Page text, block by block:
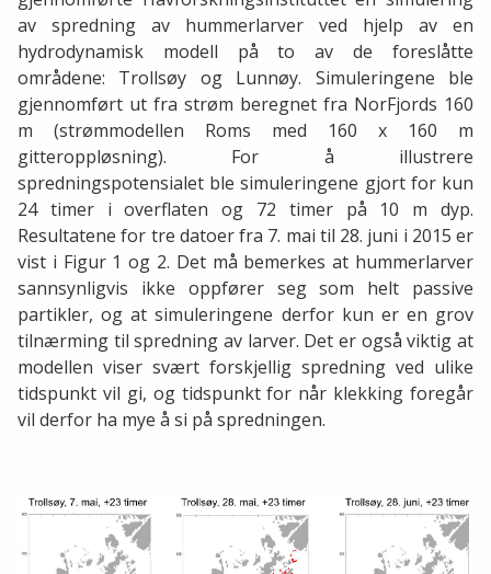
av spredning av hummerlarver ved hjelp av en
hydrodynamisk modell på to av de foreslåtte
områdene: Trollsøy og Lunnøy. Simuleringene ble
gjennomført ut fra strøm beregnet fra NorFjords 160
m (strømmodellen Roms med 160 x 160 m
gitteroppløsning). For å illustrere
spredningspotensialet ble simuleringene gjort for kun
24 timer i overflaten og 72 timer på 10 m dyp.
Resultatene for tre datoer fra 7. mai til 28. juni i 2015 er
vist i Figur 1 og 2. Det må bemerkes at hummerlarver
sannsynligvis ikke oppfører seg som helt passive
partikler, og at simuleringene derfor kun er en grov
tilnærming til spredning av larver. Det er også viktig at
modellen viser svært forskjellig spredning ved ulike
tidspunkt vil gi, og tidspunkt for når klekking foregår
vil derfor ha mye å si på spredningen.